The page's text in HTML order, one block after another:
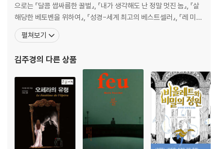
으로는 『달콤 쌉싸름한 꿀벌』, 『내가 생각해도 난 정말 멋진 놈』, 『살
해당한 베토벤을 위하여』, 『성경-세계 최고의 베스트셀러』, 『레 미제
라블』, 『느리게 산다는 것의 의미 1, 2, 3』, 『흙과 재』, 『교황의 역사』,
『80일간의 세계 일주』, 『신은 익명으로 여행한다』, 『어리석은 철학
『토비 롤네스』, 『
펼쳐보기
김주경의 다른 상품